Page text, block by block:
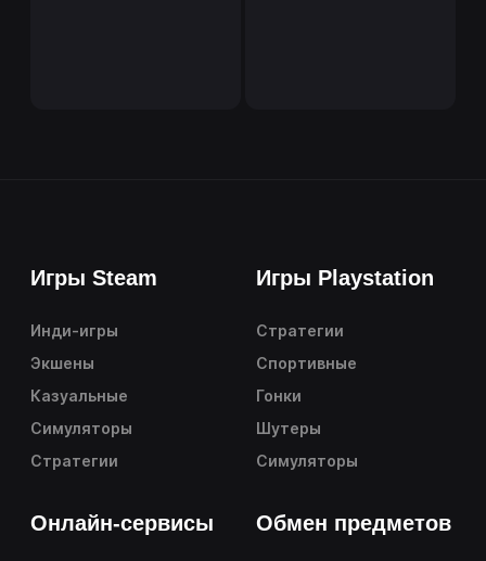
Игры Steam
Инди-игры
Экшены
Казуальные
Симуляторы
Стратегии
Игры Playstation
Стратегии
Спортивные
Гонки
Шутеры
Симуляторы
Онлайн-сервисы Обмен предметов